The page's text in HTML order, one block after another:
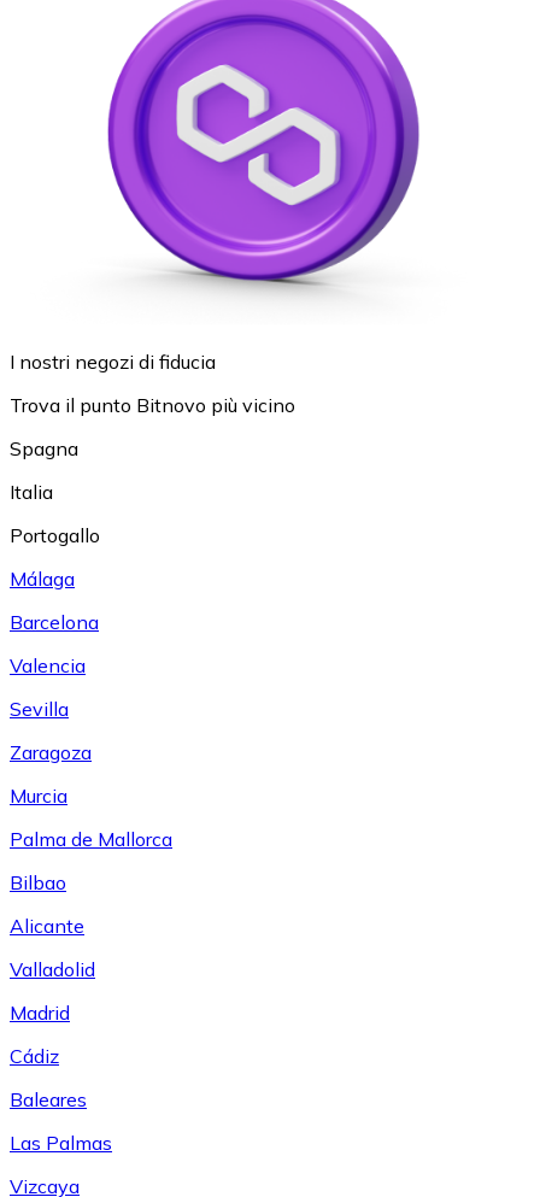
I nostri negozi di fiducia
Trova il punto Bitnovo più vicino
Spagna
Italia
Portogallo
Málaga
Barcelona
Valencia
Sevilla
Zaragoza
Murcia
Palma de Mallorca
Bilbao
Alicante
Valladolid
Madrid
Cádiz
Baleares
Las Palmas
Vizcaya